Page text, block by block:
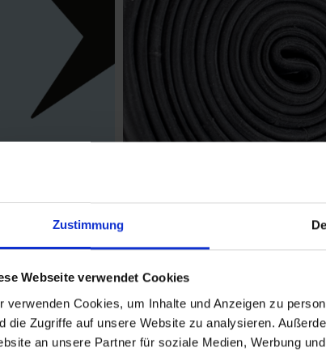
Zustimmung
Webseite verwendet Cookies
verwenden Cookies, um Inhalte und Anzeigen zu
die Zugriffe auf unsere Website zu analysieren.
an unsere Partner für soziale Medien, Werbung